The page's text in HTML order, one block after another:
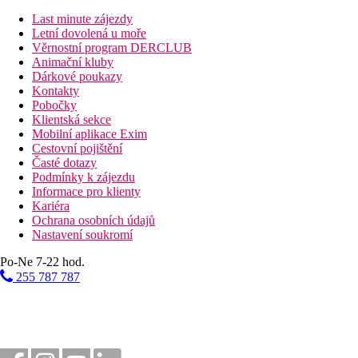
vstupní hala s recepcí
výtahy
hlavní restaurace
2 tematické a la carte restaurace - italská a typická
lobby bar
2 bazény (1 pouze pro dospělé, lehátka, slunečníky a
vířivka
bar u bazénu
vniřní vyhřívaný bazén
konferenční sál
obchod se suvenýry
brouzdaliště
dětské hřiště
miniklub
parkování (za poplatek)
kamenitá (Praia Formosa)
přístup hotelovým výtahem
Last minute zájezdy
Letní dovolená u moře
Věrnostní program DERCLUB
Animační kluby
Dárkové poukazy
Kontakty
Pobočky
Klientská sekce
Mobilní aplikace Exim
Cestovní pojištění
Časté dotazy
Podmínky k zájezdu
Informace pro klienty
Kariéra
Ochrana osobních údajů
Nastavení soukromí
Po-Ne 7-22 hod.
255 787 787